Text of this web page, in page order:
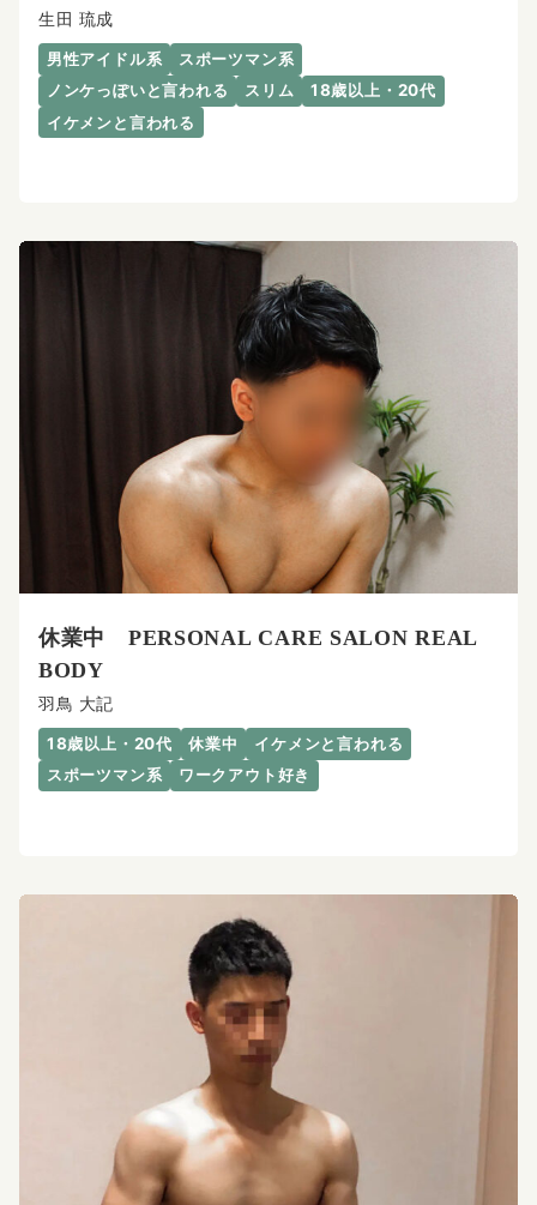
生田 琉成
男性アイドル系
スポーツマン系
ノンケっぽいと言われる
スリム
18歳以上・20代
イケメンと言われる
休業中 PERSONAL CARE SALON REAL
BODY
羽鳥 大記
18歳以上・20代 休業中
イケメンと言われる
スポーツマン系
ワークアウト好き